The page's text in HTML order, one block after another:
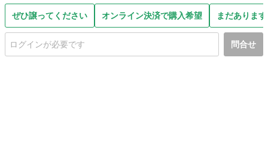
ぜひ譲ってください オンライン決済で購入希望 まだありま
問合せ